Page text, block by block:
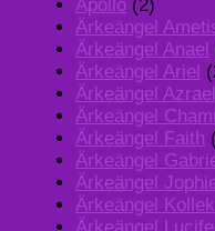
Apollo (2)
Ärkeängel
Ärkeängel Anael
Ärkeängel Ariel
Ärkeängel Azrael
Ärkeängel
Ärkeängel Faith
Ärkeängel
Ärkeängel
Ärkeängel